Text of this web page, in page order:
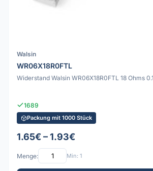
Walsin
WR06X18R0FTL
Widerstand Walsin WR06X18R0FTL 18 Ohms
1689
Packung mit 1000 Stück
1.65€ – 1.93€
Menge: Min: 1